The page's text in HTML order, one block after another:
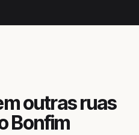
outras ruas
Bonfim